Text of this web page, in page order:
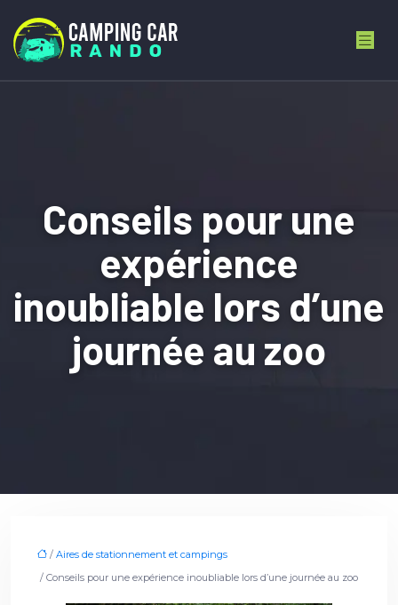
Conseils pour une
expérience
inoubliable lors d’une
journée au zoo
/ Aires de stationnement et campings
/ Conseils pour une expérience inoubliable lors d’une journée au zoo